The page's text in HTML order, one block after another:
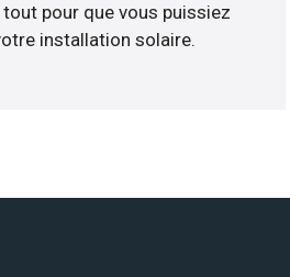
pour que vous puissiez
installation solaire.